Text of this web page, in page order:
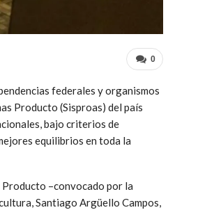
0
federales y organismos
Producto (Sisproas) del país
bajo criterios de
equilibrios en toda la
–convocado por la
Santiago Argüello Campos,